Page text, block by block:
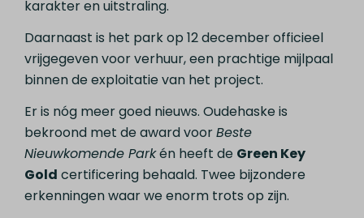
karakter en uitstraling.
Daarnaast is het park op 12 december officieel
vrijgegeven voor verhuur, een prachtige mijlpaal
binnen de exploitatie van het project.
Er is nóg meer goed nieuws. Oudehaske is
bekroond met de award voorBeste
Nieuwkomende Parkén heeft de Green Key
Gold certificering behaald. Twee bijzondere
erkenningen waar we enorm trots op zijn.